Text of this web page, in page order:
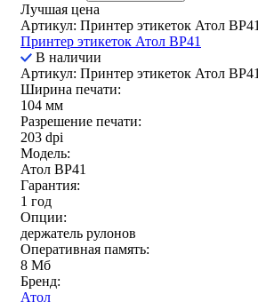
Лучшая цена
Артикул: Принтер этикеток Атол ВР41
Принтер этикеток Атол ВР41
В наличии
Артикул: Принтер этикеток Атол ВР41
Ширина печати:
104 мм
Разрешение печати:
203 dpi
Модель:
Атол BP41
Гарантия:
1 год
Опции:
держатель рулонов
Оперативная память:
8 Мб
Бренд:
Атол